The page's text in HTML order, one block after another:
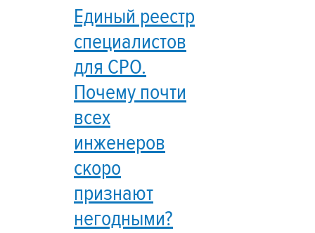
Единый реестр
специалистов
для СРО.
Почему почти
всех
инженеров
скоро
признают
негодными?